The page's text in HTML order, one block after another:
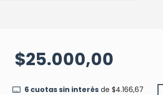
$25.000,00
6cuotas sin interésde $4.166,67